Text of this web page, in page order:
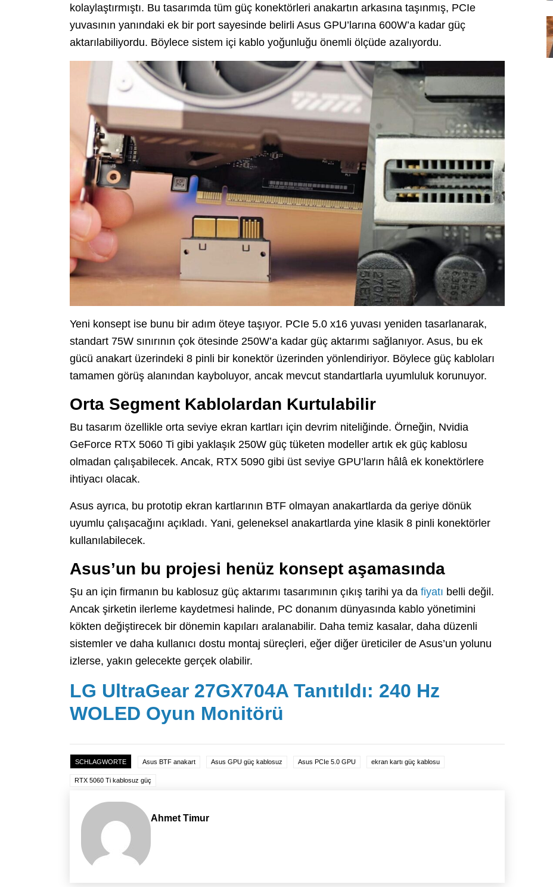
kolaylaştırmıştı. Bu tasarımda tüm güç konektörleri anakartın arkasına taşınmış, PCIe
yuvasının yanındaki ek bir port sayesinde belirli Asus GPU’larına 600W’a kadar güç
aktarılabiliyordu. Böylece sistem içi kablo yoğunluğu önemli ölçüde azalıyordu.
Yeni konsept ise bunu bir adım öteye taşıyor. PCIe 5.0 x16 yuvası yeniden tasarlanarak,
standart 75W sınırının çok ötesinde 250W’a kadar güç aktarımı sağlanıyor. Asus, bu ek
gücü anakart üzerindeki 8 pinli bir konektör üzerinden yönlendiriyor. Böylece güç kabloları
tamamen görüş alanından kayboluyor, ancak mevcut standartlarla uyumluluk korunuyor.
Orta Segment Kablolardan Kurtulabilir
Bu tasarım özellikle orta seviye ekran kartları için devrim niteliğinde. Örneğin, Nvidia
GeForce RTX 5060 Ti gibi yaklaşık 250W güç tüketen modeller artık ek güç kablosu
olmadan çalışabilecek. Ancak, RTX 5090 gibi üst seviye GPU’ların hâlâ ek konektörlere
ihtiyacı olacak.
Asus ayrıca, bu prototip ekran kartlarının BTF olmayan anakartlarda da geriye dönük
uyumlu çalışacağını açıkladı. Yani, geleneksel anakartlarda yine klasik 8 pinli konektörler
kullanılabilecek.
Asus’un bu projesi henüz konsept aşamasında
Şu an için firmanın bu kablosuz güç aktarımı tasarımının çıkış tarihi ya da fiyatı belli değil.
Ancak şirketin ilerleme kaydetmesi halinde, PC donanım dünyasında kablo yönetimini
kökten değiştirecek bir dönemin kapıları aralanabilir. Daha temiz kasalar, daha düzenli
sistemler ve daha kullanıcı dostu montaj süreçleri, eğer diğer üreticiler de Asus’un yolunu
izlerse, yakın gelecekte gerçek olabilir.
LG UltraGear 27GX704A Tanıtıldı: 240 Hz
WOLED Oyun Monitörü
SCHLAGWORTE Asus BTF anakart Asus GPU güç kablosuz Asus PCIe 5.0 GPU ekran kartı güç kablosu
RTX 5060 Ti kablosuz güç
Ahmet Timur